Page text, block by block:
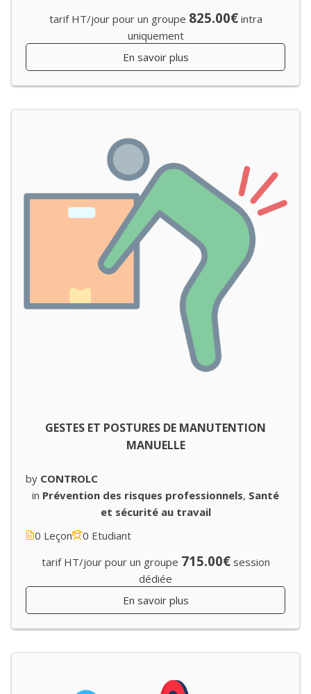
tarif HT/jour pour un groupe 825.00€ intra
uniquement
En savoir plus
GESTES ET POSTURES DE MANUTENTION
MANUELLE
by CONTROLC
in Prévention des risques professionnels, Santé
et sécurité au travail
0 Leçon
0 Etudiant
tarif HT/jour pour un groupe 715.00€ session
dédiée
En savoir plus